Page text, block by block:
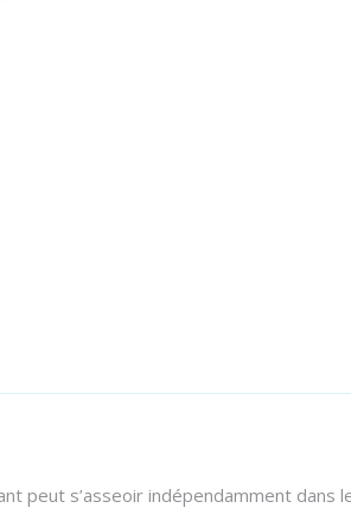
peut s’asseoir indépendamment dans